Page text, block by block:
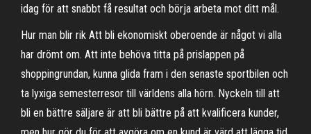
idag för att snabbt få resultat och börja arbeta mot ditt mål.
Hur man blir rik Att bli ekonomiskt oberoende är något vi alla
har drömt om. Att inte behöva titta på prislappen på
shoppingrundan, kunna glida fram i den senaste sportbilen och
ta lyxiga semesterresor till världens alla hörn. Nyckeln till att
bli en bättre säljare är att bli bättre på att kvalificera kunder,